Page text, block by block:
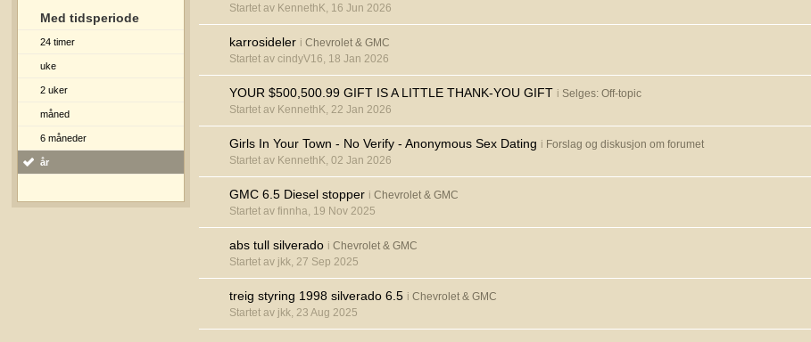
Med tidsperiode
24 timer
uke
2 uker
måned
6 måneder
år
Startet av KennethK, 16 Jun 2026
karrosideler i Chevrolet & GMC
Startet av cindyV16, 18 Jan 2026
YOUR $500,500.99 GIFT IS A LITTLE THANK-YOU GIFT i Selges: Off-topic
Startet av KennethK, 22 Jan 2026
Girls In Your Town - No Verify - Anonymous Sex Dating i Forslag og diskusjon om forumet
Startet av KennethK, 02 Jan 2026
GMC 6.5 Diesel stopper i Chevrolet & GMC
Startet av finnha, 19 Nov 2025
abs tull silverado i Chevrolet & GMC
Startet av jkk, 27 Sep 2025
treig styring 1998 silverado 6.5 i Chevrolet & GMC
Startet av jkk, 23 Aug 2025